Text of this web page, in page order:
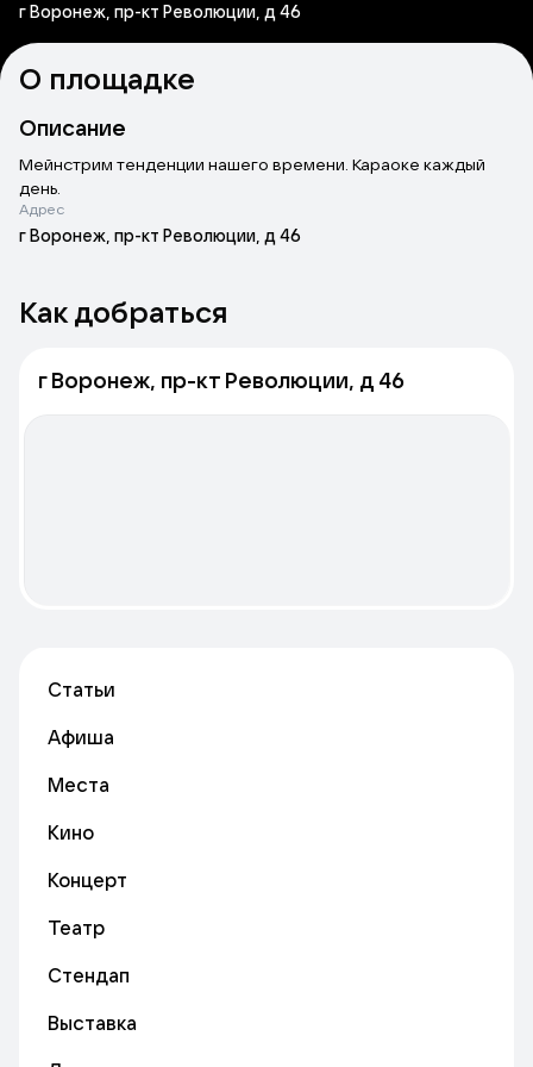
г Воронеж, пр-кт Революции, д 46
О площадке
Описание
Мейнстрим тенденции нашего времени. Караоке каждый
день.
Адрес
г Воронеж, пр-кт Революции, д 46
Как добраться
г Воронеж, пр-кт Революции, д 46
Статьи
Афиша
Места
Кино
Концерт
Театр
Стендап
Выставка